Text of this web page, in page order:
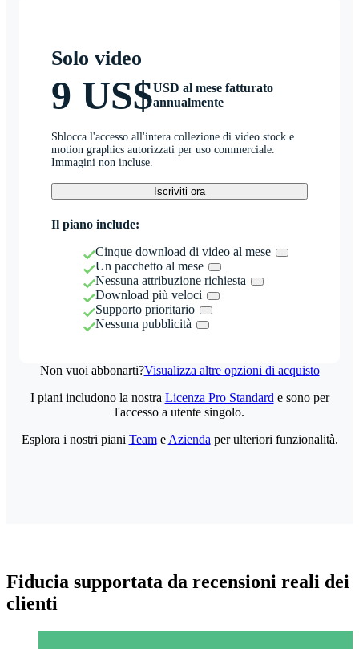
Solo video
9 US$USD al mese fatturato
annualmente
Sblocca l'accesso all'intera collezione di video stock e
motion graphics autorizzati per uso commerciale.
Immagini non incluse.
Iscriviti ora
Il piano include:
Cinque download di video al mese
Un pacchetto al mese
Nessuna attribuzione richiesta
Download più veloci
Supporto prioritario
Nessuna pubblicità
Non vuoi abbonarti?Visualizza altre opzioni di acquisto
I piani includono la nostra Licenza Pro Standard e sono per
l'accesso a utente singolo.
Esplora i nostri piani Teame Azienda per ulteriori funzionalità.
Fiducia supportata da recensioni reali dei
clienti